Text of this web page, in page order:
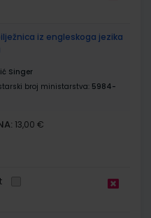
bilježnica iz engleskoga jezika
Singer
broj ministarstva: 5984-
13,00 €